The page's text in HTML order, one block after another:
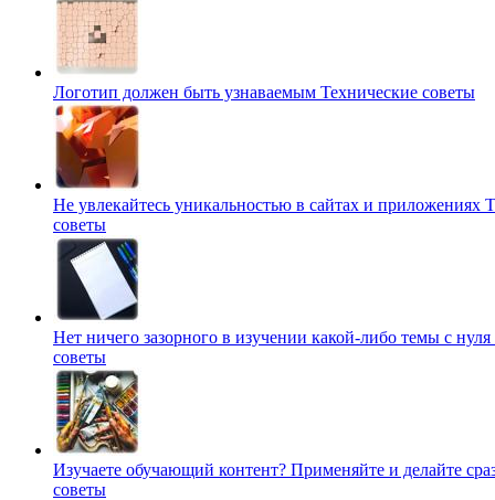
Логотип должен быть узнаваемым Технические советы
Не увлекайтесь уникальностью в сайтах и приложениях
советы
Нет ничего зазорного в изучении какой-либо темы с нуля
советы
Изучаете обучающий контент? Применяйте и делайте
советы